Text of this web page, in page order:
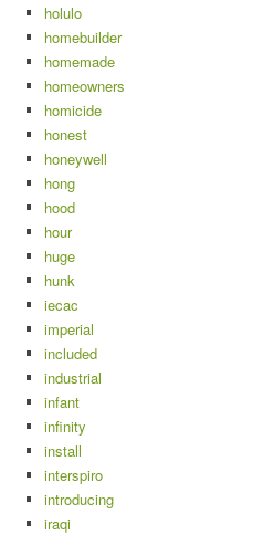
holulo
homebuilder
homemade
homeowners
homicide
honest
honeywell
hong
hood
hour
huge
hunk
iecac
imperial
included
industrial
infant
infinity
install
interspiro
introducing
iraqi